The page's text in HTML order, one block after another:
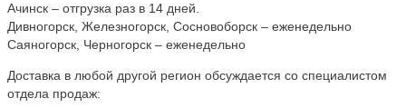
Ачинск – отгрузка раз в 14 дней.
Дивногорск, Железногорск, Сосновоборск – еженедельно
Саяногорск, Черногорск – еженедельно
Доставка в любой другой регион обсуждается со специалистом
отдела продаж: